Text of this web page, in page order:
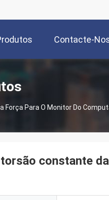
Contacte-
Força Para O Monitor Do
constante